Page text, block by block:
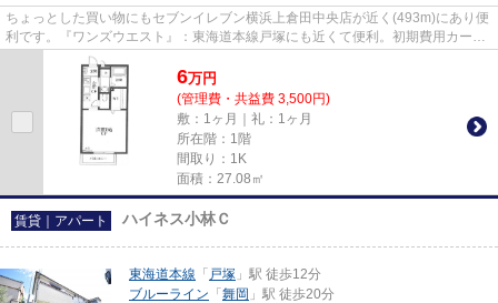
ちょっとした買い物にもセブンイレブン横浜上倉田中央店が近く(493m)にあり便
利です。『ワンズウエスト』：東海道本線戸塚にも近くて便利。初期費用カード
決済で、ポイントが貯まりま...
6万円
(管理費・共益費 3,500円)
敷：1ヶ月｜礼：1ヶ月
所在階：1階
間取り：1K
面積：27.08㎡
賃貸｜アパート ハイネス小林Ｃ
東海道本線 「 戸塚 」駅 徒歩12分
ブルーライン 「 舞岡 」駅 徒歩20分